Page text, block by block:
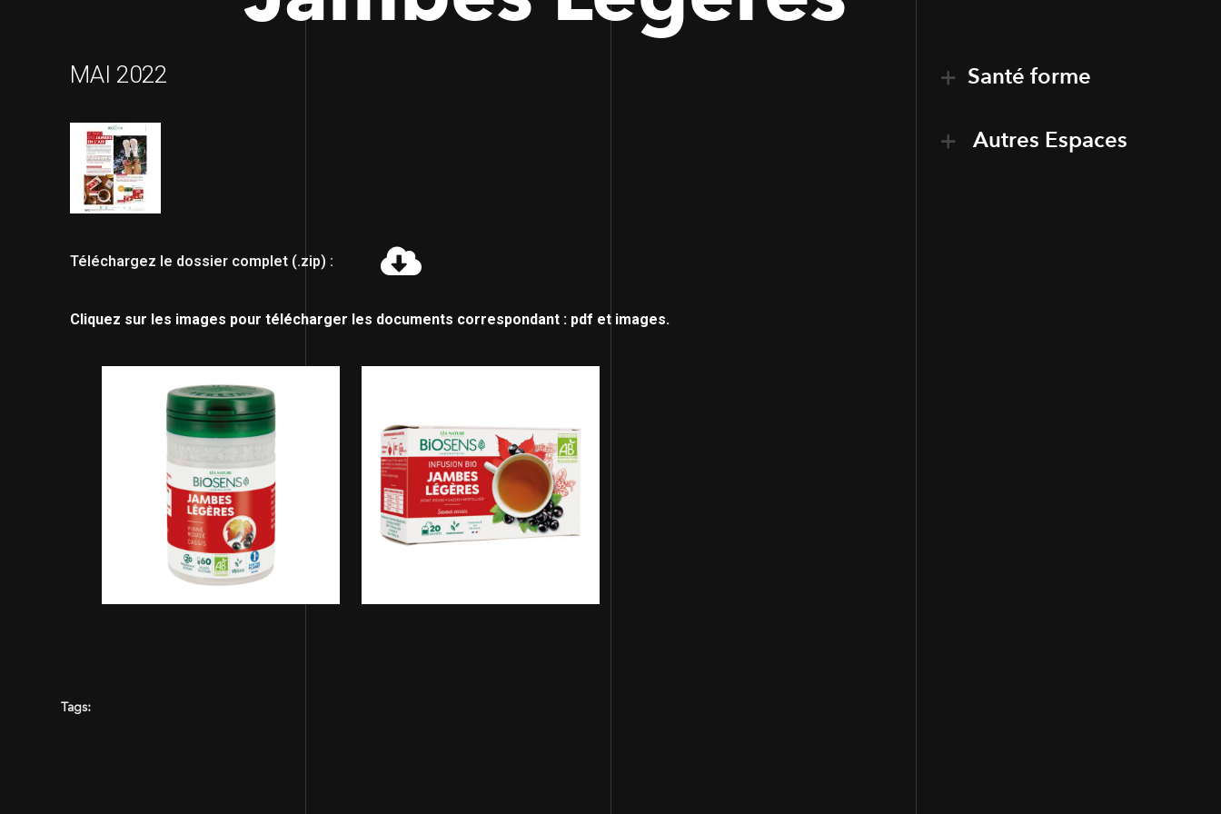
MAI 2022 Santé forme
Autres Espaces
Téléchargez le dossier complet (.zip) :
Cliquez sur les images pour télécharger les documents correspondant : pdf et images.
Tags: